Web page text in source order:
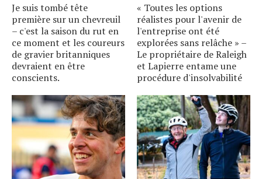
Je suis tombé tête
première sur un chevreuil
– c'est la saison du rut en
ce moment et les coureurs
de gravier britanniques
devraient en être
conscients.
« Toutes les options
réalistes pour l'avenir de
l'entreprise ont été
explorées sans relâche » –
Le propriétaire de Raleigh
et Lapierre entame une
procédure d'insolvabilité